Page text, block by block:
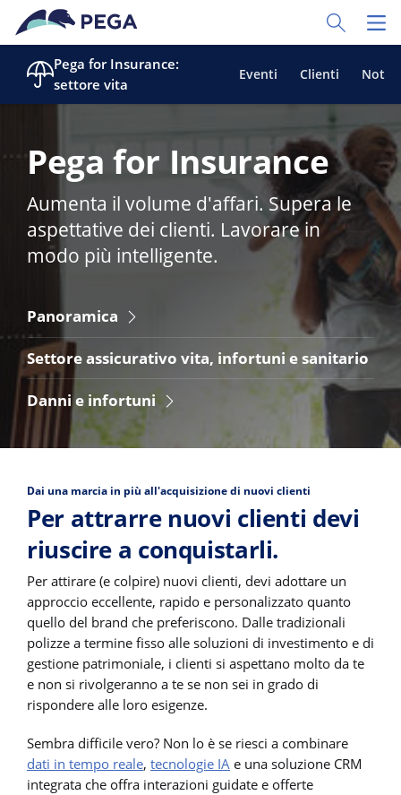
Vai direttamente al contenuto principale
Toggle
Pega for Insurance:
settore vita
Eventi Clienti
Pega for Insurance
Aumenta il volume d'affari. Supera le
aspettative dei clienti. Lavorare in
modo più intelligente.
Panoramica
Settore assicurativo vita, infortuni e sanitario
Danni e infortuni
Dai una marcia in più all'acquisizione di nuovi clienti
Per attrarre nuovi clienti devi
riuscire a conquistarli.
Per attirare (e colpire) nuovi clienti, devi adottare un
approccio eccellente, rapido e personalizzato quanto
quello del brand che preferiscono. Dalle tradizionali
polizze a termine fisso alle soluzioni di investimento e di
gestione patrimoniale, i clienti si aspettano molto da te
e non si rivolgeranno a te se non sei in grado di
rispondere alle loro esigenze.
Sembra difficile vero? Non lo è se riesci a combinare
dati in tempo reale, tecnologie IA e una soluzione CRM
integrata che offra interazioni guidate e offerte